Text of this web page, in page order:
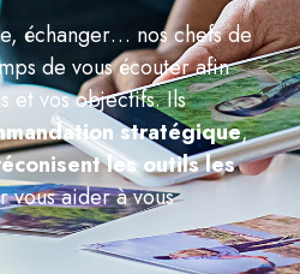
échanger… nos chefs de
de vous écouter afin
et vos objectifs. Ils
stratégique,
les outils les
vous aider à vous